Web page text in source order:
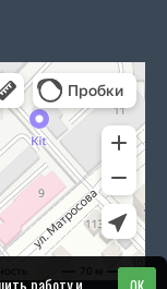
работу и